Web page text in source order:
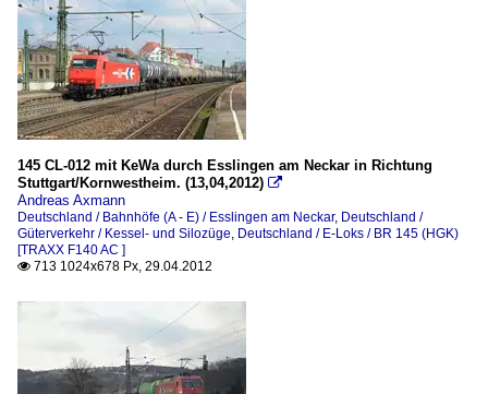
Unternehmen
HGK Häfen - Und Güterverkehr Köln
145 CL-012 mit KeWa durch Esslingen am Neckar in Richtung
Stuttgart/Kornwestheim. (13,04,2012) 
Andreas Axmann
Deutschland / Bahnhöfe (A - E) / Esslingen am Neckar, Deutschland /
Güterverkehr / Kessel- und Silozüge, Deutschland / E-Loks / BR 145 (HGK)
[TRAXX F140 AC ]
 713 1024x678 Px, 29.04.2012